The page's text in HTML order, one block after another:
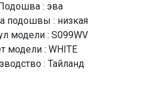
: эва
подошвы : низкая
модели : S099WV
модели : WHITE
: Тайланд